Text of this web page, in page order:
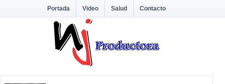
Portada Video Salud Contacto